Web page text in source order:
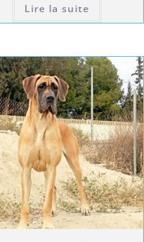
Lire la suite